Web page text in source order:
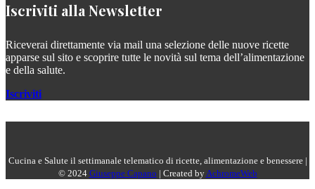
Iscriviti alla Newsletter
Riceverai direttamente via mail una selezione delle nuove ricette
apparse sul sito e scoprire tutte le novità sul tema dell’alimentazione
e della salute.
Iscriviti
Cucina e Salute il settimanale telematico di ricette, alimentazione e benessere |
© 2024 Giuseppe Capano | Created by AchromeWeb